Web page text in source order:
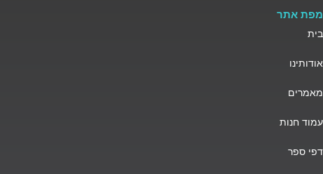
מפת אתר
בית
אודותינו
מאמרים
עמוד חנות
דפי ספר